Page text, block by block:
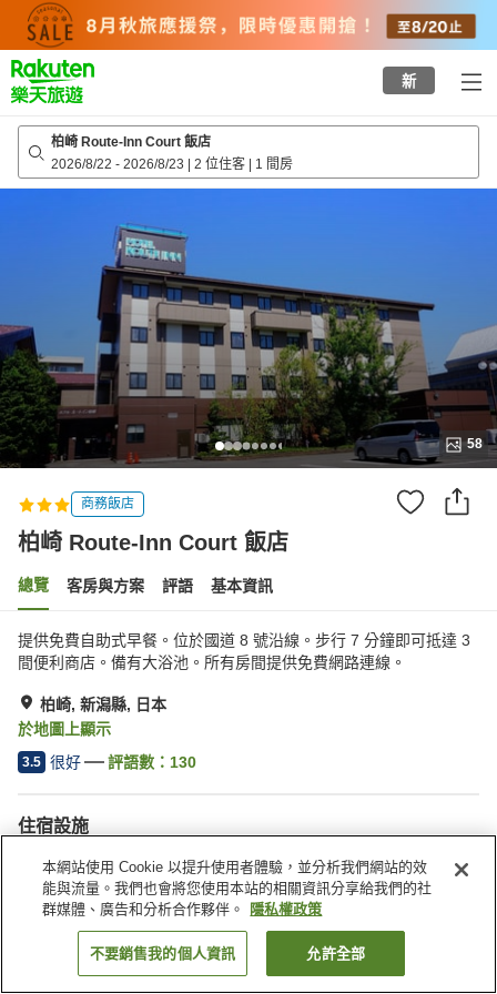
top
page
新
柏崎 Route-Inn Court 飯店
2026/8/22 - 2026/8/23 | 2 位住客 | 1 間房
58
商務飯店
柏崎 Route-Inn Court 飯店
總覽 客房與方案 評語 基本資訊
提供免費自助式早餐。位於國道 8 號沿線。步行 7 分鐘即可抵達 3
間便利商店。備有大浴池。所有房間提供免費網路連線。
柏崎, 新潟縣, 日本
於地圖上顯示
3.5 很好 評語數： 130
住宿設施
停車場
餐廳
自動販賣機
公共澡堂
找客房
本網站使用 Cookie 以提升使用者體驗，並分析我們網站的效
能與流量。我們也會將您使用本站的相關資訊分享給我們的社
群媒體、廣告和分析合作夥伴。
隱私權政策
不要銷售我的個人資訊 允許全部